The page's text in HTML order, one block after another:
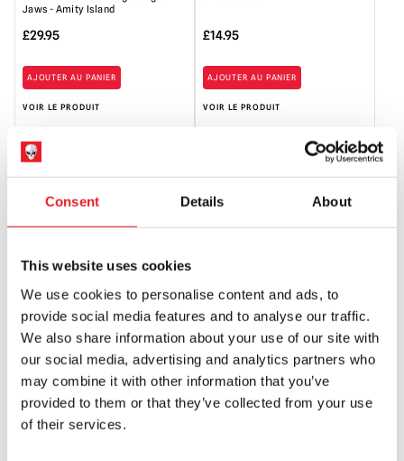
Consent Details About
This website uses cookies
We use cookies to personalise content and ads, to
provide social media features and to analyse our traffic.
We also share information about your use of our site with
our social media, advertising and analytics partners who
may combine it with other information that you’ve
provided to them or that they’ve collected from your use
of their services.
Jaws - Amity Island
£29.95
AJOUTER AU PANIER
VOIR LE PRODUIT
£14.95
AJOUTER AU PANIER
VOIR LE PRODUIT
Fright Rags Evil Dead - Carnet de
notes Necronomicon
£9.95
AJOUTER AU PANIER
Fright Rags Robocop - Cahier
d'activités
£14.95
AJOUTER AU PANIER